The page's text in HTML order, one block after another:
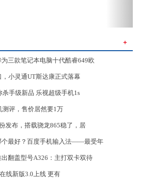
＋
三款笔记本电脑十代酷睿649欧
，小灵通UT斯达康正式落幕
杀手级新品 乐视超级手机1s
测评，售价居然要1万
发布，搭载骁龙865稳了，居
个最好？百度手机输入法——最受年
翻盖型号A326：主打双卡双待
线新版3.0上线 更有